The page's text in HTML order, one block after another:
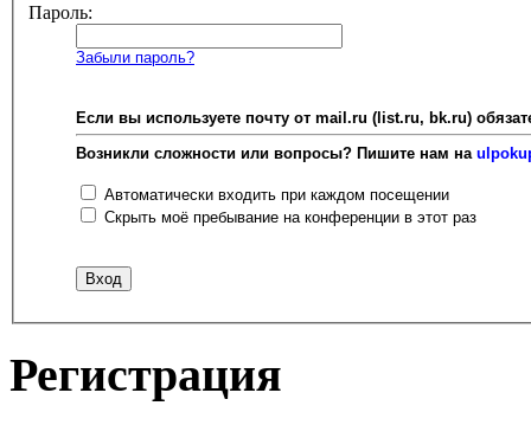
Пароль:
Забыли пароль?
Если вы используете почту от mail.ru (list.ru, bk.ru)
Возникли сложности или вопросы? Пишите нам на
Автоматически входить при каждом посещении
Скрыть моё пребывание на конференции в этот раз
Регистрация